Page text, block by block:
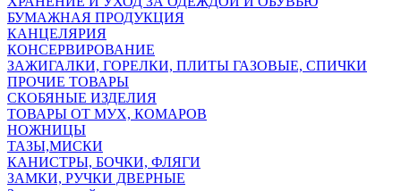
БУМАЖНАЯ ПРОДУКЦИЯ
КАНЦЕЛЯРИЯ
КОНСЕРВИРОВАНИЕ
ЗАЖИГАЛКИ, ГОРЕЛКИ, ПЛИТЫ ГАЗОВЫЕ, СПИЧКИ
ПРОЧИЕ ТОВАРЫ
СКОБЯНЫЕ ИЗДЕЛИЯ
ТОВАРЫ ОТ МУХ, КОМАРОВ
НОЖНИЦЫ
ТАЗЫ,МИСКИ
КАНИСТРЫ, БОЧКИ, ФЛЯГИ
ЗАМКИ, РУЧКИ ДВЕРНЫЕ